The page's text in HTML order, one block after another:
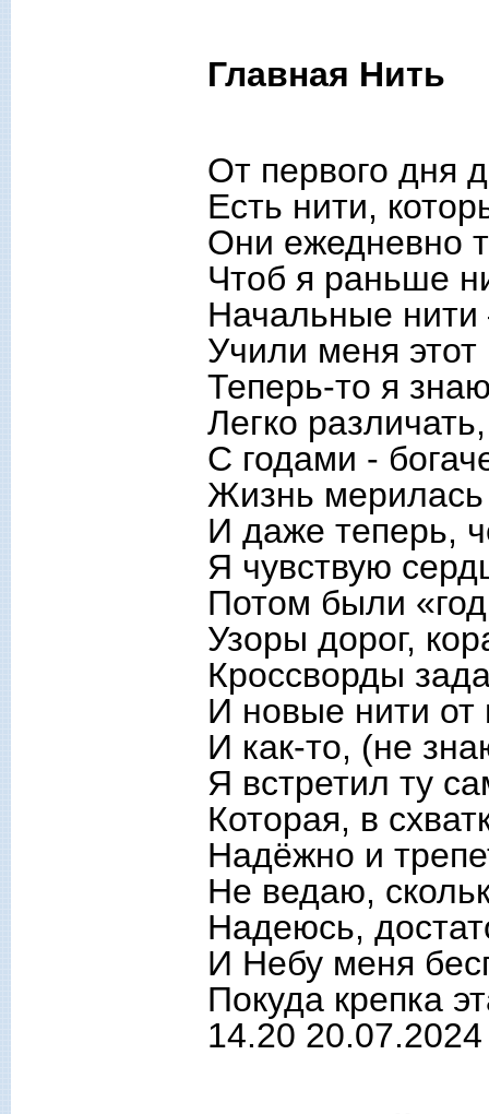
Главная Нить
От первого дня
Есть нити,
Они ежедневно
Чтоб я раньше
Начальные
Учили меня
Теперь-то я
Легко
С годами -
Жизнь мерилась
И даже теперь,
Я чувствую
Потом были
Узоры дорог,
Кроссворды
И новые нити
И как-то, (не
Я встретил ту
Которая, в
Надёжно и
Не ведаю,
Надеюсь,
И Небу меня
Покуда крепка
14.20 20.07.2024